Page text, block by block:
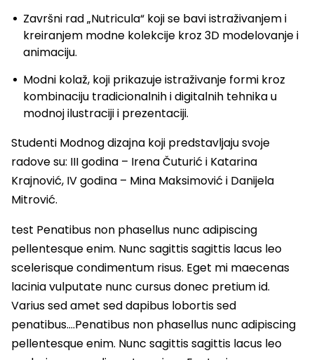
Završni rad „Nutricula“ koji se bavi istraživanjem i
kreiranjem modne kolekcije kroz 3D modelovanje i
animaciju.
Modni kolaž, koji prikazuje istraživanje formi kroz
kombinaciju tradicionalnih i digitalnih tehnika u
modnoj ilustraciji i prezentaciji.
Studenti Modnog dizajna koji predstavljaju svoje
radove su: III godina – Irena Čuturić i Katarina
Krajnović, IV godina – Mina Maksimović i Danijela
Mitrović.
test Penatibus non phasellus nunc adipiscing
pellentesque enim. Nunc sagittis sagittis lacus leo
scelerisque condimentum risus. Eget mi maecenas
lacinia vulputate nunc cursus donec pretium id.
Varius sed amet sed dapibus lobortis sed
penatibus….Penatibus non phasellus nunc adipiscing
pellentesque enim. Nunc sagittis sagittis lacus leo